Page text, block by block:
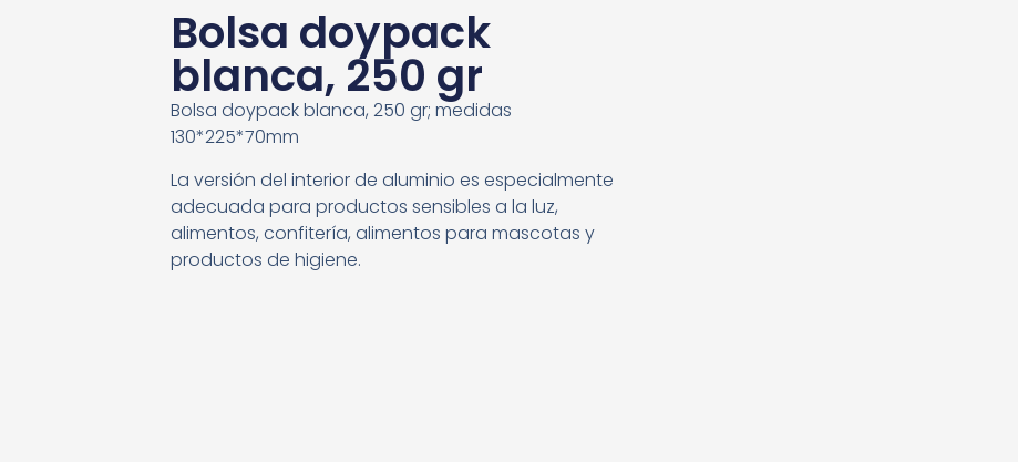
Bolsa doypack
blanca, 250 gr
Bolsa doypack blanca, 250 gr; medidas
130*225*70mm
La versión del interior de aluminio es especialmente
adecuada para productos sensibles a la luz,
alimentos, confitería, alimentos para mascotas y
productos de higiene.